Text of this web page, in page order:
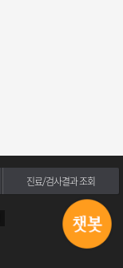
진료/검사결과 조회